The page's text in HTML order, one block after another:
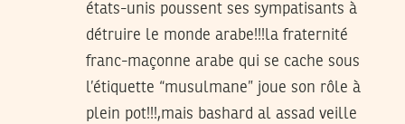
états-unis poussent ses sympatisants à
détruire le monde arabe!!!la fraternité
franc-maçonne arabe qui se cache sous
l’étiquette “musulmane” joue son rôle à
plein pot!!!,mais bashard al assad veille